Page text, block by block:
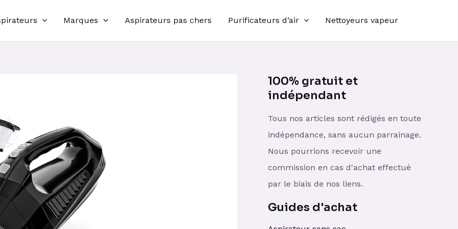
Marques Aspirateurs pas chers Purificateurs d’air Nettoyeurs vapeur
100% gratuit et
indépendant
Tous nos articles sont rédigés en toute
indépendance, sans aucun parrainage.
Nous pourrions recevoir une
commission en cas d'achat effectué
par le biais de nos liens.
Guides d'achat